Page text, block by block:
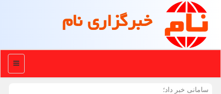
خبرگزاری نام
منو
سامانی خبر داد؛